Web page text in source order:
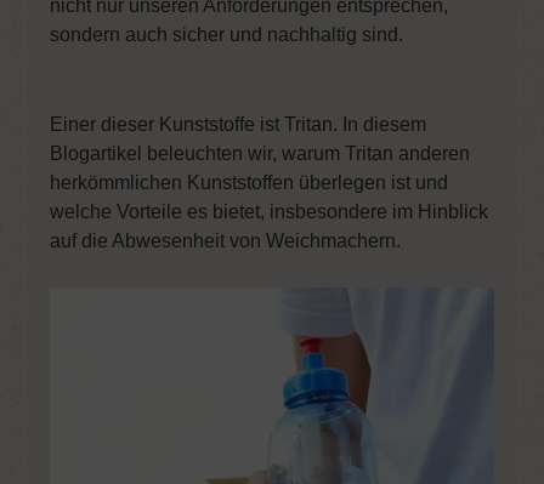
nicht nur unseren Anforderungen entsprechen,
sondern auch sicher und nachhaltig sind.
Einer dieser Kunststoffe ist Tritan. In diesem
Blogartikel beleuchten wir, warum Tritan anderen
herkömmlichen Kunststoffen überlegen ist und
welche Vorteile es bietet, insbesondere im Hinblick
auf die Abwesenheit von Weichmachern.